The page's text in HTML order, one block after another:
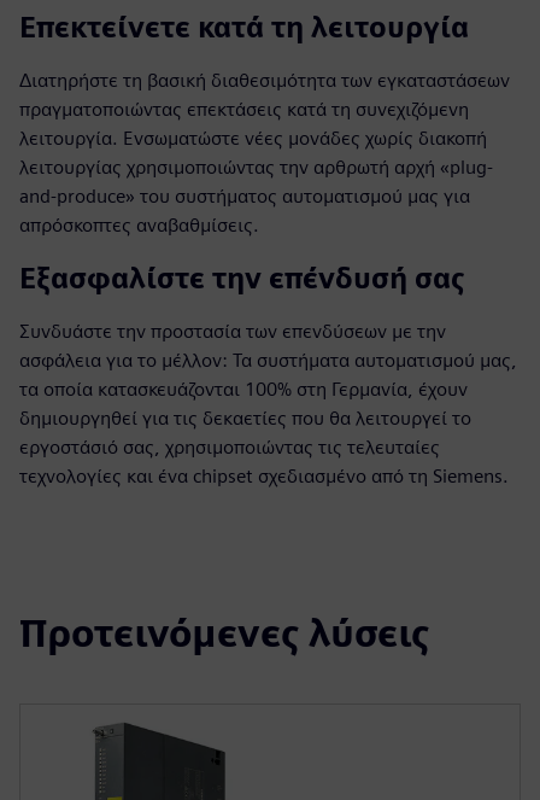
Επεκτείνετε κατά τη λειτουργία
Διατηρήστε τη βασική διαθεσιμότητα των εγκαταστάσεων
πραγματοποιώντας επεκτάσεις κατά τη συνεχιζόμενη
λειτουργία. Ενσωματώστε νέες μονάδες χωρίς διακοπή
λειτουργίας χρησιμοποιώντας την αρθρωτή αρχή «plug-
and-produce» του συστήματος αυτοματισμού μας για
απρόσκοπτες αναβαθμίσεις.
Εξασφαλίστε την επένδυσή σας
Συνδυάστε την προστασία των επενδύσεων με την
ασφάλεια για το μέλλον: Τα συστήματα αυτοματισμού μας,
τα οποία κατασκευάζονται 100% στη Γερμανία, έχουν
δημιουργηθεί για τις δεκαετίες που θα λειτουργεί το
εργοστάσιό σας, χρησιμοποιώντας τις τελευταίες
τεχνολογίες και ένα chipset σχεδιασμένο από τη Siemens.
Προτεινόμενες λύσεις